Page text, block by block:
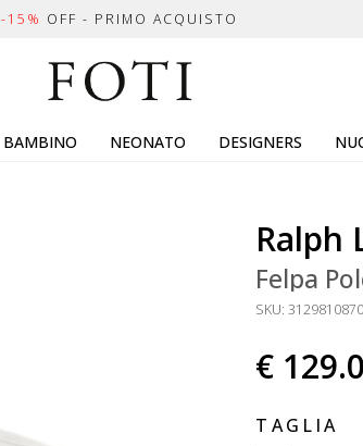
-15% OFF - PRIMO ACQUISTO
BAMBINO NEONATO DESIGNERS
Ralph
Felpa
SKU:
€
TAGLIA